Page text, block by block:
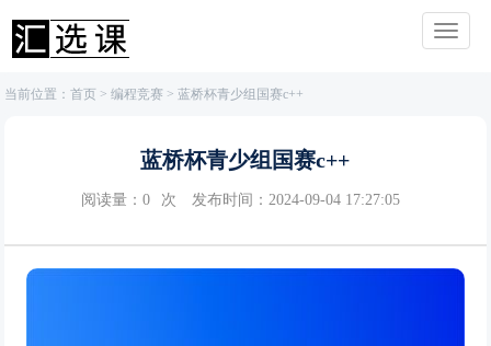
当前位置：首页 >编程竞赛 > 蓝桥杯青少组国赛c++
蓝桥杯青少组国赛c++
阅读量： 0 次 发布时间：2024-09-04 17:27:05